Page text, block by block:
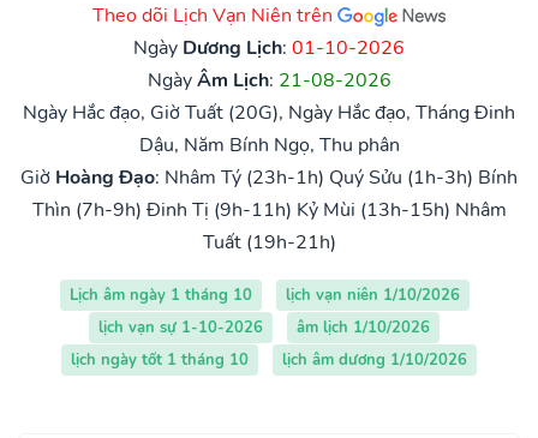
Theo dõi Lịch Vạn Niên trên
Ngày Dương Lịch: 01-10-2026
NgàyÂm Lịch: 21-08-2026
Ngày Hắc đạo, Giờ Tuất (20G), Ngày Hắc đạo, Tháng Đinh
Dậu, Năm Bính Ngọ, Thu phân
Giờ Hoàng Đạo: Nhâm Tý (23h-1h) Quý Sửu (1h-3h) Bính
Thìn (7h-9h) Đinh Tị (9h-11h) Kỷ Mùi (13h-15h) Nhâm
Tuất (19h-21h)
Lịch âm ngày 1 tháng 10
lịch vạn niên 1/10/2026
lịch vạn sự 1-10-2026
âm lịch 1/10/2026
lịch ngày tốt 1 tháng 10
lịch âm dương 1/10/2026